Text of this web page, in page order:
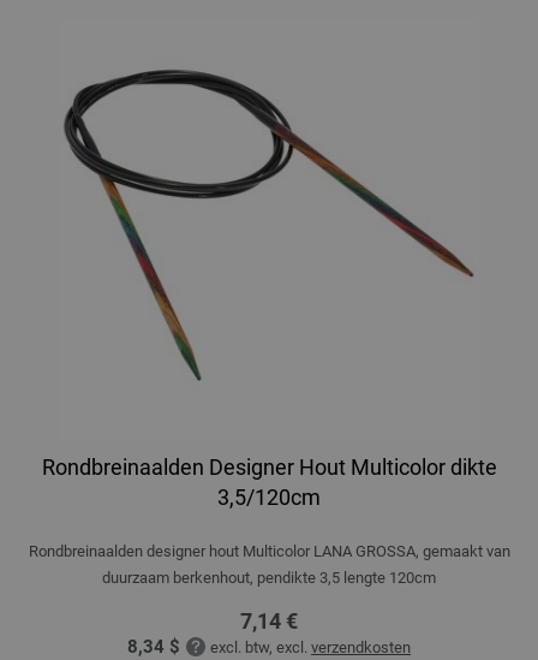
Rondbreinaalden Designer Hout Multicolor dikte
3,5/120cm
Rondbreinaalden designer hout Multicolor LANA GROSSA, gemaakt van
duurzaam berkenhout, pendikte 3,5 lengte 120cm
7,14 €
8,34 $ excl. btw, excl. verzendkosten